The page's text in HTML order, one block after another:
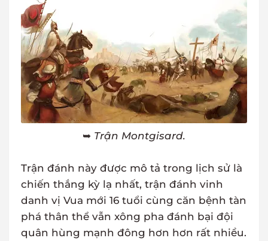
➥ Trận Montgisard.
Trận đánh này được mô tả trong lịch sử là
chiến thắng kỳ lạ nhất, trận đánh vinh
danh vị Vua mới 16 tuổi cùng căn bệnh tàn
phá thân thể vẫn xông pha đánh bại đội
quân hùng mạnh đông hơn hơn rất nhiều.